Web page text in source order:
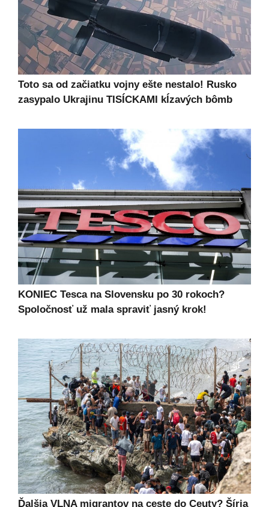
Toto sa od začiatku vojny ešte nestalo! Rusko
zasypalo Ukrajinu TISÍCKAMI kĺzavých bômb
KONIEC Tesca na Slovensku po 30 rokoch?
Spoločnosť už mala spraviť jasný krok!
Ďalšia VLNA migrantov na ceste do Ceuty? Šíria